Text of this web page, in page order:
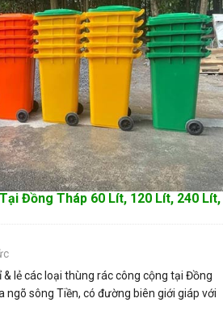
Đồng Tháp 60 Lít, 120 Lít, 240 Lít,
& lẻ các loại thùng rác công cộng tại Đồng
sông Tiền, có đường biên giới giáp với